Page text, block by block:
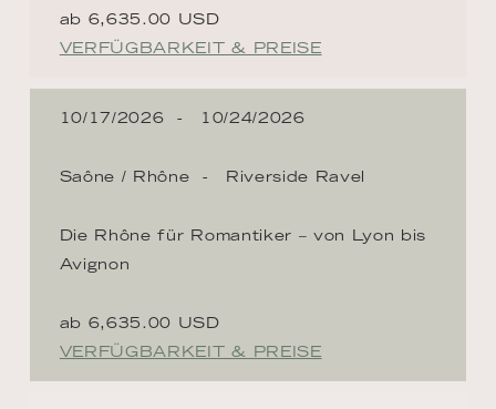
ab 6,635.00 USD
VERFÜGBARKEIT & PREISE
10/17/2026 10/24/2026
Saône / Rhône Riverside Ravel
Die Rhône für Romantiker – von Lyon bis
Avignon
ab 6,635.00 USD
VERFÜGBARKEIT & PREISE